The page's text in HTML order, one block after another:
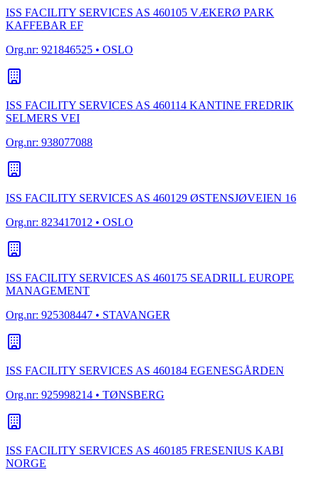
ISS FACILITY SERVICES AS 460105 VÆKERØ PARK
KAFFEBAR EF
Org.nr: 921846525 • OSLO
ISS FACILITY SERVICES AS 460114 KANTINE FREDRIK
SELMERS VEI
Org.nr: 938077088
ISS FACILITY SERVICES AS 460129 ØSTENSJØVEIEN 16
Org.nr: 823417012 • OSLO
ISS FACILITY SERVICES AS 460175 SEADRILL EUROPE
MANAGEMENT
Org.nr: 925308447 • STAVANGER
ISS FACILITY SERVICES AS 460184 EGENESGÅRDEN
Org.nr: 925998214 • TØNSBERG
ISS FACILITY SERVICES AS 460185 FRESENIUS KABI
NORGE